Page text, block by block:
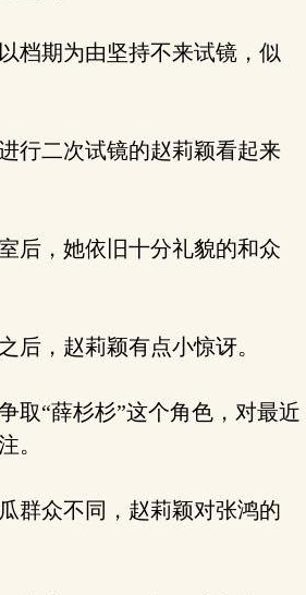
档期为由坚持不来试镜，似
行二次试镜的赵莉颖看起来
后，她依旧十分礼貌的和众
后，赵莉颖有点小惊讶。
取“薛杉杉”这个角色，对最近
。
群众不同，赵莉颖对张鸿的